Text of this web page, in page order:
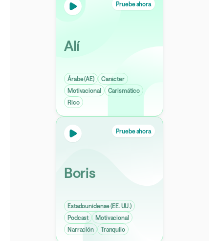
Pruebe ahora
Alí
Árabe (AE)
Carácter
Motivacional
Carismático
Rico
Pruebe ahora
Boris
Estadounidense (EE. UU.)
Podcast
Motivacional
Narración
Tranquilo